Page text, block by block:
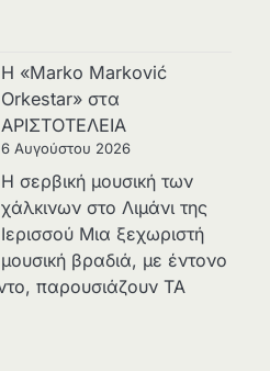
Η «Marko Marković
Orkestar» στα
ΑΡΙΣΤΟΤΕΛΕΙΑ
6 Αυγούστου 2026
Η σερβική μουσική των
χάλκινων στο Λιμάνι της
Ιερισσού Μια ξεχωριστή
μουσική βραδιά, με έντονο
παρουσιάζουν ΤΑ